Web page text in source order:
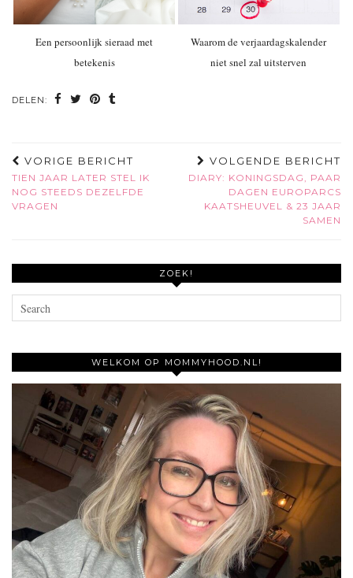
Een persoonlijk sieraad met
betekenis
Waarom de verjaardagskalender
niet snel zal uitsterven
DELEN:
VORIGE BERICHT
TIEN JAAR LATER STEL IK
NOG STEEDS DEZELFDE
VRAGEN
VOLGENDE BERICHT
DIARY: KONINGSDAG, PAAR
DAGEN EUROPARCS
KAATSHEUVEL & 23 JAAR
SAMEN
ZOEK!
WELKOM OP MOMMYHOOD.NL!